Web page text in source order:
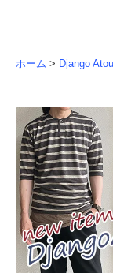
ホーム > Django